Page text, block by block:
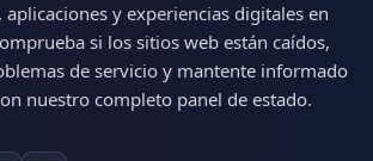
y experiencias digitales en
si los sitios web están caídos,
de servicio y mantente informado
nuestro completo panel de estado.